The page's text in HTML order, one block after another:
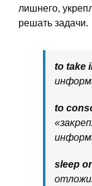
лишнего,
решать задачи.
to take
to
sleep